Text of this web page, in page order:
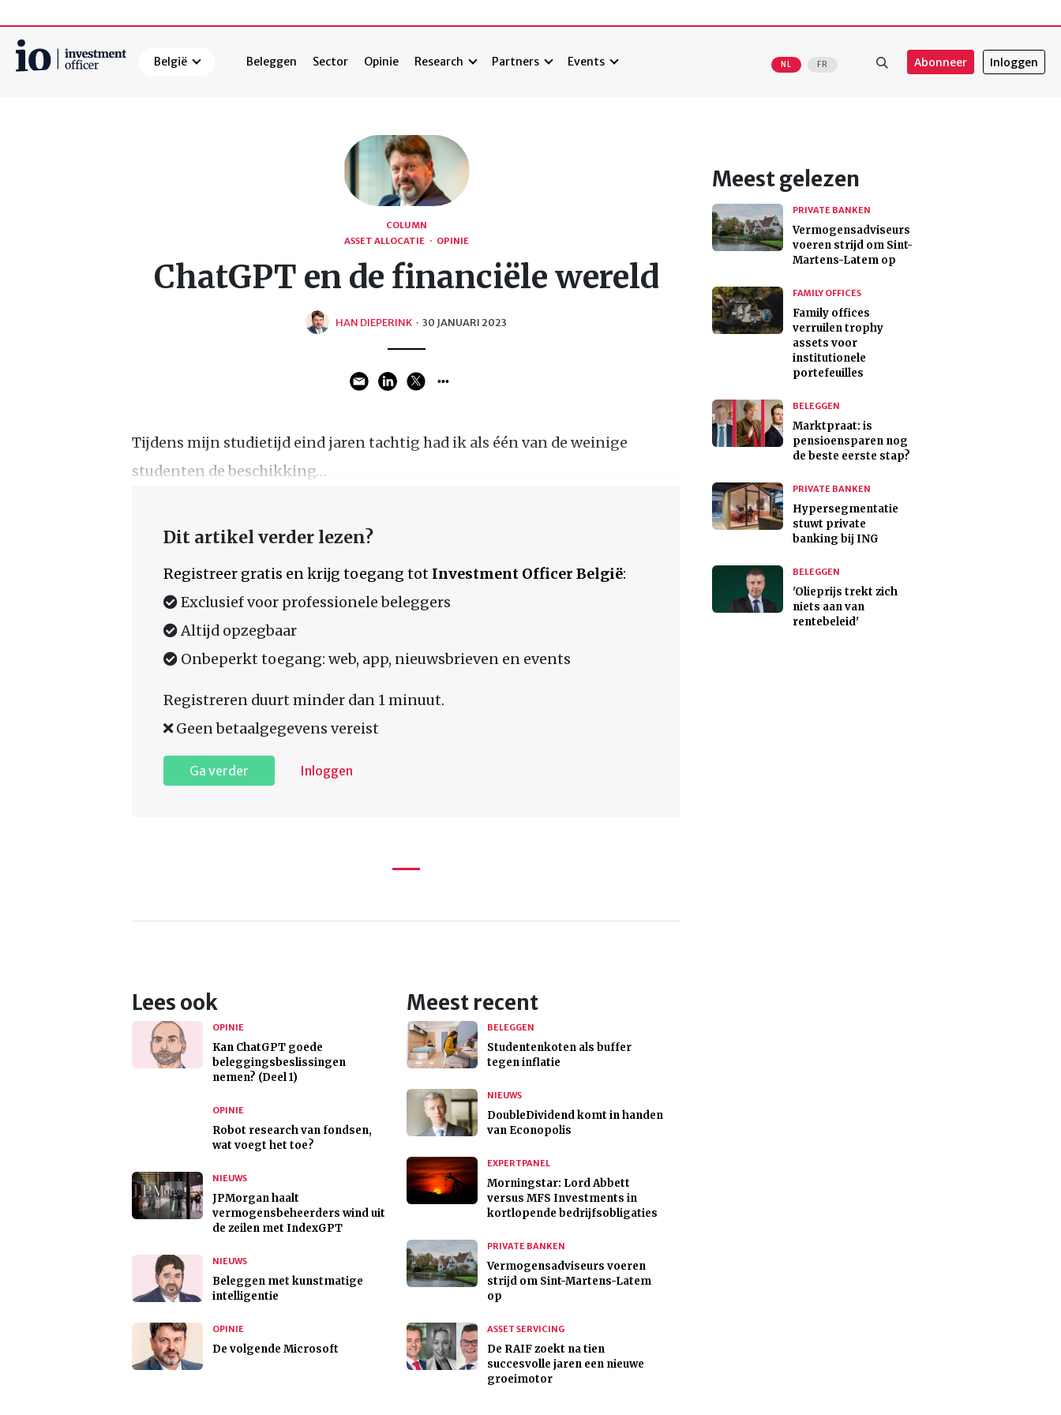
België Beleggen Sector Opinie Research Partners Events NL FR Abonneer Inloggen
COLUMN
ASSET ALLOCATIE · OPINIE
ChatGPT en de financiële wereld
HAN DIEPERINK · 30 JANUARI 2023
Tijdens mijn studietijd eind jaren tachtig had ik als één van de weinige
studenten de beschikking…
Dit artikel verder lezen?
Registreer gratis en krijg toegang tot Investment Officer België:
Exclusief voor professionele beleggers
Altijd opzegbaar
Onbeperkt toegang: web, app, nieuwsbrieven en events
Registreren duurt minder dan 1 minuut.
Geen betaalgegevens vereist
Ga verder Inloggen
Lees ook
OPINIE
Kan ChatGPT goede
beleggingsbeslissingen
nemen? (Deel 1)
OPINIE
Robot research van fondsen,
wat voegt het toe?
NIEUWS
JPMorgan haalt
vermogensbeheerders wind uit
de zeilen met IndexGPT
NIEUWS
Beleggen met kunstmatige
intelligentie
OPINIE
De volgende Microsoft
Meest recent
BELEGGEN
Studentenkoten als buffer
tegen inflatie
NIEUWS
DoubleDividend komt in handen
van Econopolis
EXPERTPANEL
Morningstar: Lord Abbett
versus MFS Investments in
kortlopende bedrijfsobligaties
PRIVATE BANKEN
Vermogensadviseurs voeren
strijd om Sint-Martens-Latem
op
ASSET SERVICING
De RAIF zoekt na tien
succesvolle jaren een nieuwe
groeimotor
Meest gelezen
PRIVATE BANKEN
Vermogensadviseurs
voeren strijd om Sint-
Martens-Latem op
FAMILY OFFICES
Family offices
verruilen trophy
assets voor
institutionele
portefeuilles
BELEGGEN
Marktpraat: is
pensioensparen nog
de beste eerste stap?
PRIVATE BANKEN
Hypersegmentatie
stuwt private
banking bij ING
BELEGGEN
'Olieprijs trekt zich
niets aan van
rentebeleid'